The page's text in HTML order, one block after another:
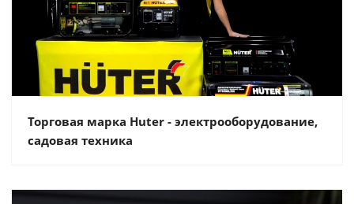
Торговая марка Huter - электрооборудование,
садовая техника